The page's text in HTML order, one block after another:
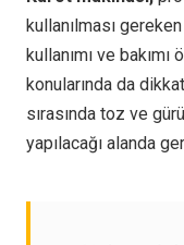
kullanılması
kullanımı ve bakımı
konularında da
sırasında toz ve
yapılacağı alanda